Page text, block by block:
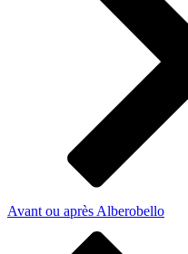
Avant ou après Alberobello